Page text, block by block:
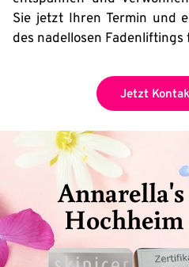
Sie jetzt Ihren Termin und
des nadellosen Fadenliftings
Jetzt